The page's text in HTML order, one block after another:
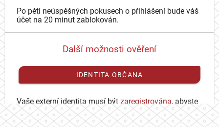
Po pěti neúspěšných pokusech o přihlášení bude váš
účet na 20 minut zablokován.
Další možnosti ověření
IDENTITA OBČANA
Vaše externí identita musí být zaregistrována, abyste
se mohli přihlásit ke svému CAS účtu.